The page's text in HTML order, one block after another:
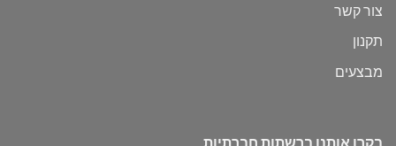
צור קשר
תקנון
מבצעים
בקרו אותנו ברשתות חברתיות